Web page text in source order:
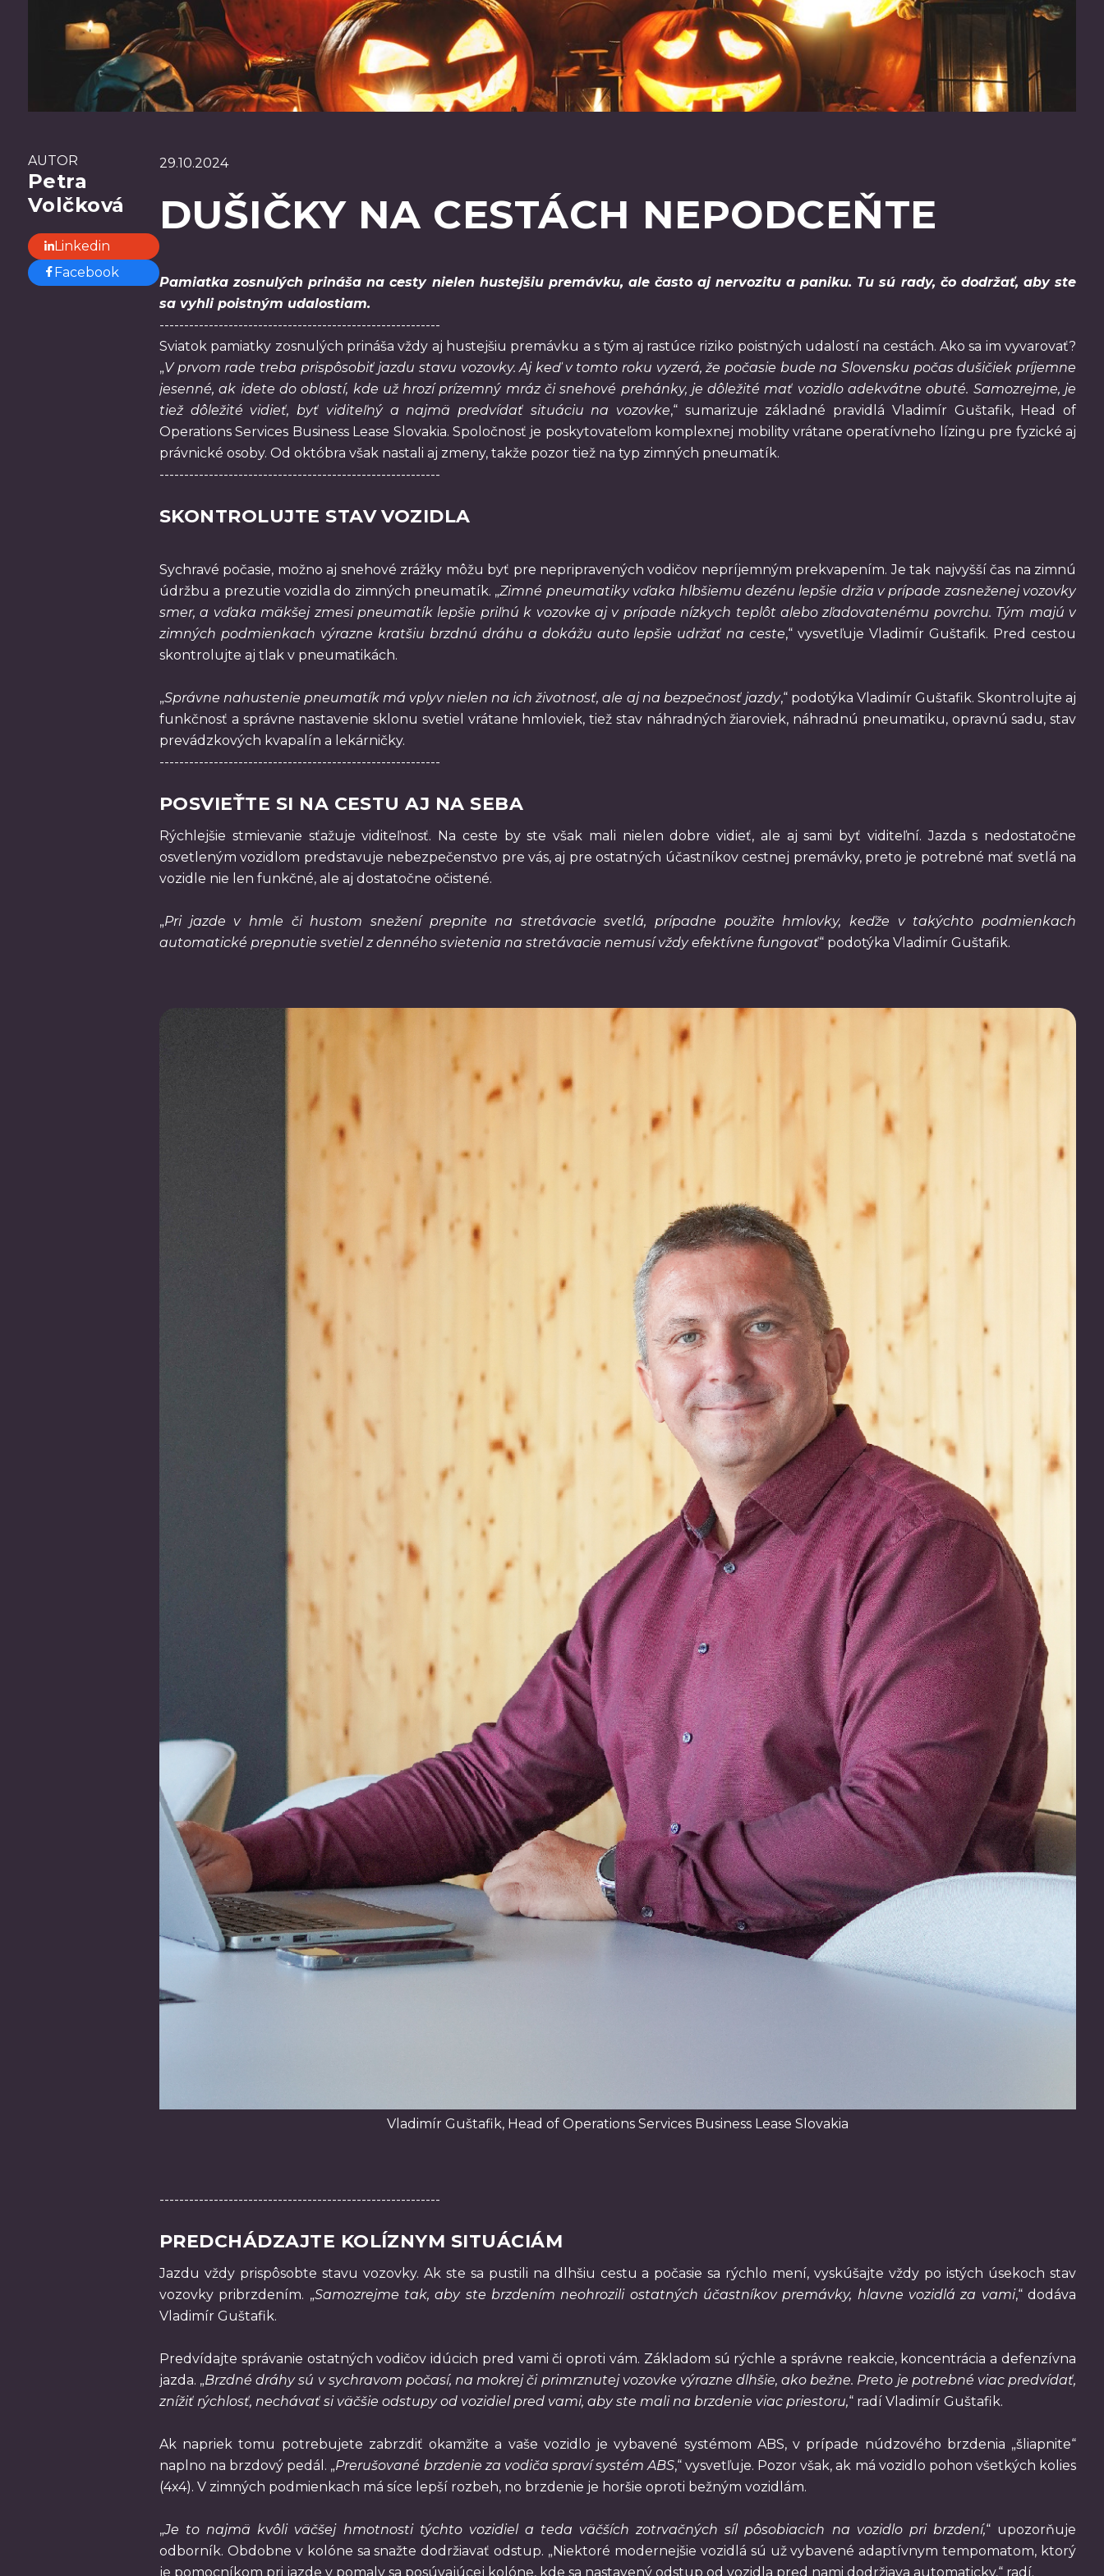
AUTOR
Petra
Volčková
Linkedin
Facebook
29.10.2024
DUŠIČKY NA CESTÁCH NEPODCEŇTE
Pamiatka zosnulých prináša na cesty nielen hustejšiu premávku, ale často aj nervozitu a paniku. Tu sú rady, čo dodržať, aby ste
sa vyhli poistným udalostiam.
---------------------------------------------------------
Sviatok pamiatky zosnulých prináša vždy aj hustejšiu premávku a s tým aj rastúce riziko poistných udalostí na cestách. Ako sa im vyvarovať?
„V prvom rade treba prispôsobiť jazdu stavu vozovky. Aj keď v tomto roku vyzerá, že počasie bude na Slovensku počas dušičiek príjemne
jesenné, ak idete do oblastí, kde už hrozí prízemný mráz či snehové prehánky, je dôležité mať vozidlo adekvátne obuté. Samozrejme, je
tiež dôležité vidieť, byť viditeľný a najmä predvídať situáciu na vozovke,“ sumarizuje základné pravidlá Vladimír Guštafik, Head of
Operations Services Business Lease Slovakia. Spoločnosť je poskytovateľom komplexnej mobility vrátane operatívneho lízingu pre fyzické aj
právnické osoby. Od októbra však nastali aj zmeny, takže pozor tiež na typ zimných pneumatík.
---------------------------------------------------------
SKONTROLUJTE STAV VOZIDLA
Sychravé počasie, možno aj snehové zrážky môžu byť pre nepripravených vodičov nepríjemným prekvapením. Je tak najvyšší čas na zimnú
údržbu a prezutie vozidla do zimných pneumatík. „Zimné pneumatiky vďaka hlbšiemu dezénu lepšie držia v prípade zasneženej vozovky
smer, a vďaka mäkšej zmesi pneumatík lepšie priľnú k vozovke aj v prípade nízkych teplôt alebo zľadovatenému povrchu. Tým majú v
zimných podmienkach výrazne kratšiu brzdnú dráhu a dokážu auto lepšie udržať na ceste,“ vysvetľuje Vladimír Guštafik. Pred cestou
skontrolujte aj tlak v pneumatikách.
„Správne nahustenie pneumatík má vplyv nielen na ich životnosť, ale aj na bezpečnosť jazdy,“ podotýka Vladimír Guštafik. Skontrolujte aj
funkčnosť a správne nastavenie sklonu svetiel vrátane hmloviek, tiež stav náhradných žiaroviek, náhradnú pneumatiku, opravnú sadu, stav
prevádzkových kvapalín a lekárničky.
---------------------------------------------------------
POSVIEŤTE SI NA CESTU AJ NA SEBA
Rýchlejšie stmievanie sťažuje viditeľnosť. Na ceste by ste však mali nielen dobre vidieť, ale aj sami byť viditeľní. Jazda s nedostatočne
osvetleným vozidlom predstavuje nebezpečenstvo pre vás, aj pre ostatných účastníkov cestnej premávky, preto je potrebné mať svetlá na
vozidle nie len funkčné, ale aj dostatočne očistené.
„Pri jazde v hmle či hustom snežení prepnite na stretávacie svetlá, prípadne použite hmlovky, keďže v takýchto podmienkach
automatické prepnutie svetiel z denného svietenia na stretávacie nemusí vždy efektívne fungovať“ podotýka Vladimír Guštafik.
Vladimír Guštafik, Head of Operations Services Business Lease Slovakia
---------------------------------------------------------
PREDCHÁDZAJTE KOLÍZNYM SITUÁCIÁM
Jazdu vždy prispôsobte stavu vozovky. Ak ste sa pustili na dlhšiu cestu a počasie sa rýchlo mení, vyskúšajte vždy po istých úsekoch stav
vozovky pribrzdením. „Samozrejme tak, aby ste brzdením neohrozili ostatných účastníkov premávky, hlavne vozidlá za vami,“ dodáva
Vladimír Guštafik.
Predvídajte správanie ostatných vodičov idúcich pred vami či oproti vám. Základom sú rýchle a správne reakcie, koncentrácia a defenzívna
jazda. „Brzdné dráhy sú v sychravom počasí, na mokrej či primrznutej vozovke výrazne dlhšie, ako bežne. Preto je potrebné viac predvídať,
znížiť rýchlosť, nechávať si väčšie odstupy od vozidiel pred vami, aby ste mali na brzdenie viac priestoru,“ radí Vladimír Guštafik.
Ak napriek tomu potrebujete zabrzdiť okamžite a vaše vozidlo je vybavené systémom ABS, v prípade núdzového brzdenia „šliapnite“
naplno na brzdový pedál. „Prerušované brzdenie za vodiča spraví systém ABS,“ vysvetľuje. Pozor však, ak má vozidlo pohon všetkých kolies
(4x4). V zimných podmienkach má síce lepší rozbeh, no brzdenie je horšie oproti bežným vozidlám.
„Je to najmä kvôli väčšej hmotnosti týchto vozidiel a teda väčších zotrvačných síl pôsobiacich na vozidlo pri brzdení,“ upozorňuje
odborník. Obdobne v kolóne sa snažte dodržiavať odstup. „Niektoré modernejšie vozidlá sú už vybavené adaptívnym tempomatom, ktorý
je pomocníkom pri jazde v pomaly sa posúvajúcej kolóne, kde sa nastavený odstup od vozidla pred nami dodržiava automaticky,“ radí.